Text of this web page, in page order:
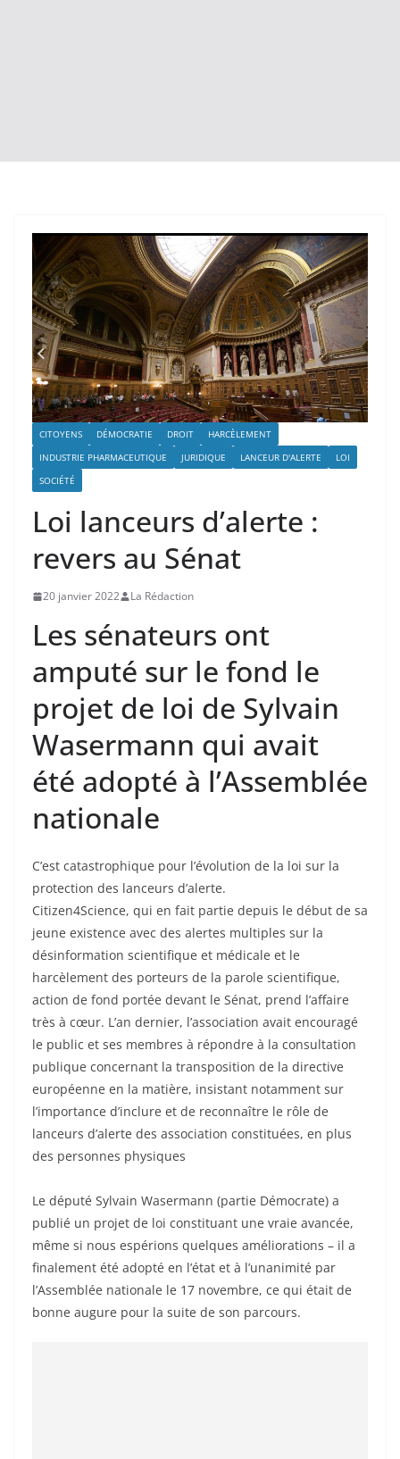
CITOYENS DÉMOCRATIE DROIT
HARCÈLEMENT
INDUSTRIE PHARMACEUTIQUE
JURIDIQUE LANCEUR D'ALERTE
LOI
SOCIÉTÉ
Loi lanceurs d’alerte :
revers au Sénat
20 janvier 2022 La Rédaction
Les sénateurs ont
amputé sur le fond le
projet de loi de Sylvain
Wasermann qui avait
été adopté à l’Assemblée
nationale
C’est catastrophique pour l’évolution de la loi sur la
protection des lanceurs d’alerte.
Citizen4Science, qui en fait partie depuis le début de sa
jeune existence avec des alertes multiples sur la
désinformation scientifique et médicale et le
harcèlement des porteurs de la parole scientifique,
action de fond portée devant le Sénat, prend l’affaire
très à cœur. L’an dernier, l’association avait encouragé
le public et ses membres à répondre à la consultation
publique concernant la transposition de la directive
européenne en la matière, insistant notamment sur
l’importance d’inclure et de reconnaître le rôle de
lanceurs d’alerte des association constituées, en plus
des personnes physiques
Le député Sylvain Wasermann (partie Démocrate) a
publié un projet de loi constituant une vraie avancée,
même si nous espérions quelques améliorations – il a
finalement été adopté en l’état et à l’unanimité par
l’Assemblée nationale le 17 novembre, ce qui était de
bonne augure pour la suite de son parcours.